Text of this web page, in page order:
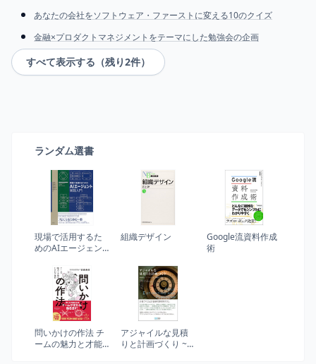
あなたの会社をソフトウェア・ファーストに変える10のクイズ
金融×プロダクトマネジメントをテーマにした勉強会の企画
すべて表示する（残り2件）
ランダム選書
現場で活用するた
めのAIエージェン
INTRODUCTION
TO AI AGENTS FOR
PRACTICAL USE
組織デザイン
Google流資料作成
術
問いかけの作法 チ
ームの魅力と才能
アジャイルな見積
りと計画づくり ~価